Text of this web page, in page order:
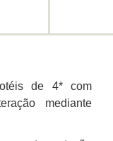
de 4* com
mediante